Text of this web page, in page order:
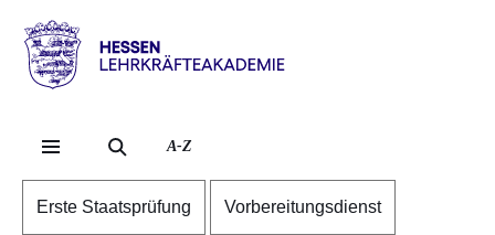
Direkt zum Kopf der
Direkt zum Inhalt
Direkt zum Fuß der
Hessen
Lehrkräfteakademie
A-Z
Erste Staatsprüfung Vorbereitungsdienst